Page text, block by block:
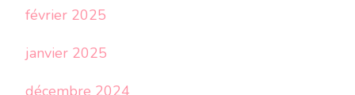
février 2025
janvier 2025
décembre 2024